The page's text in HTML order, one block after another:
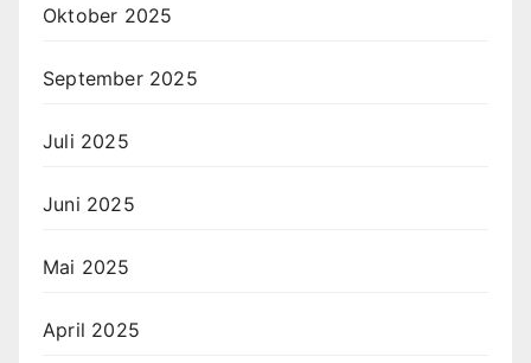
Oktober 2025
September 2025
Juli 2025
Juni 2025
Mai 2025
April 2025